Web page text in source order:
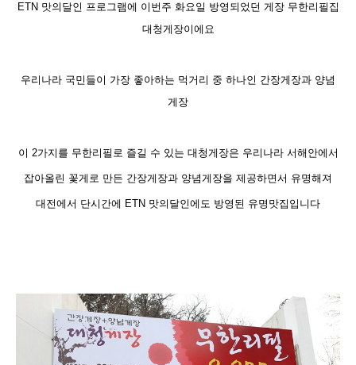
ETN 맛의달인 프로그램에 이번주 화요일 방영되었던 게장 무한리필집
대청게장이에요
우리나라 국민들이 가장 좋아하는 먹거리 중 하나인 간장게장과 양념
게장
이 2가지를 무한리필로 즐길 수 있는 대청게장은 우리나라서해안에서
잡아올린 꽃게 로 만든 간장게장과 양념게장을 제공하면서 유명해져
대전에서 단시간에 ETN 맛의달인에도 방영된 유명맛집 입니다